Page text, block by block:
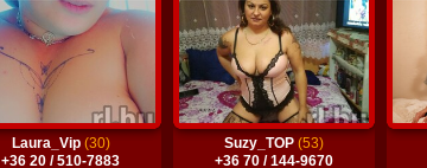
Laura_Vip (30)
+36 20 / 510-7883
Suzy_TOP (53)
+36 70 / 144-9670